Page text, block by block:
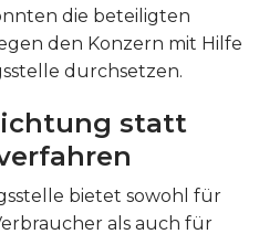
die beteiligten
den Konzern mit Hilfe
durchsetzen.
statt
bietet sowohl für
als auch für